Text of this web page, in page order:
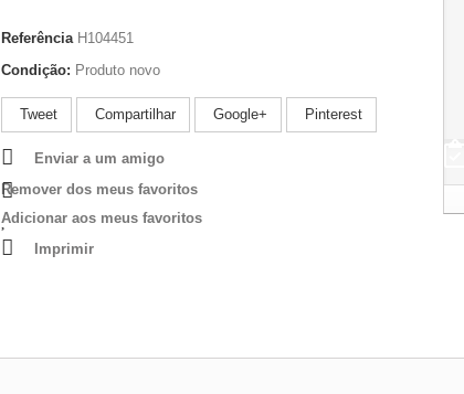
Referência H104451
Condição: Produto novo
Tweet Compartilhar Google+ Pinterest
Enviar a um amigo
Remover dos meus favoritos
Adicionar aos meus favoritos
Imprimir